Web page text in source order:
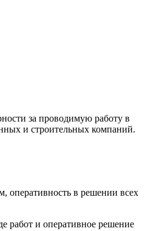
за проводимую работу в
и строительных компаний.
оперативность в решении всех
работ и оперативное решение